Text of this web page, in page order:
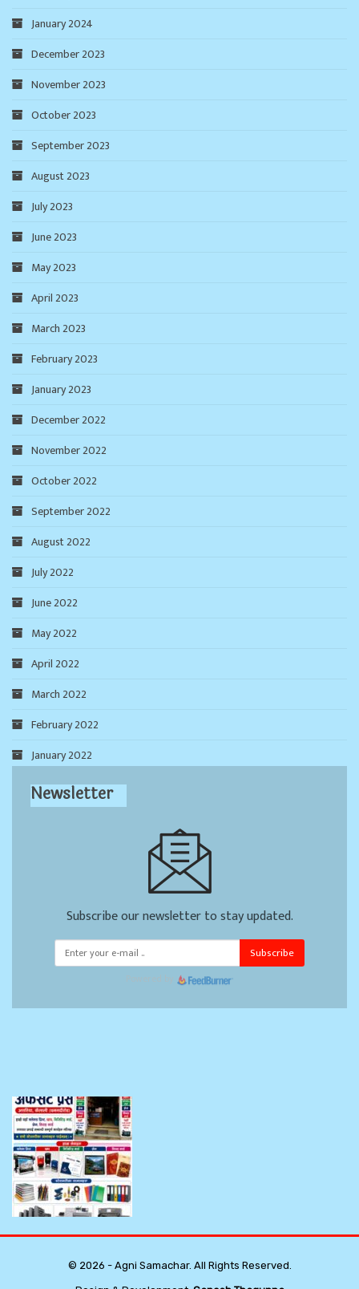
January 2024
December 2023
November 2023
October 2023
September 2023
August 2023
July 2023
June 2023
May 2023
April 2023
March 2023
February 2023
January 2023
December 2022
November 2022
October 2022
September 2022
August 2022
July 2022
June 2022
May 2022
April 2022
March 2022
February 2022
January 2022
Newsletter
Subscribe our newsletter to stay updated.
Subscribe
© 2026 - Agni Samachar. All Rights Reserved.